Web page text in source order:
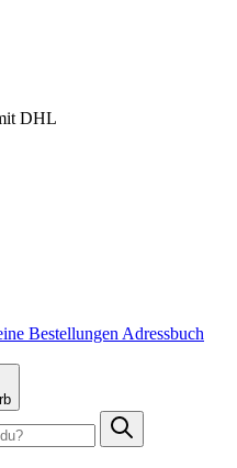
DHL
Bestellungen Adressbuch